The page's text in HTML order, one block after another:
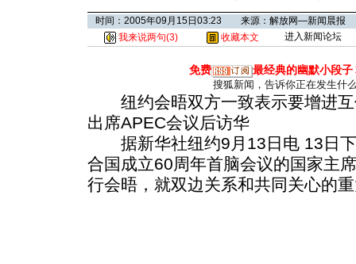
时间：2005年09月15日03:23 来源：解放网—新闻晨报
我来说两句(3) 收藏本文 进入新闻论坛
免费 最经典的幽默小段子
搜狐新闻，告诉你正在发生什
纽约会晤双方一致表示要增进互
出席APEC会议后访华
据新华社纽约9月13日电 13日下
合国成立60周年首脑会议的国家主
行会晤，就双边关系和共同关心的